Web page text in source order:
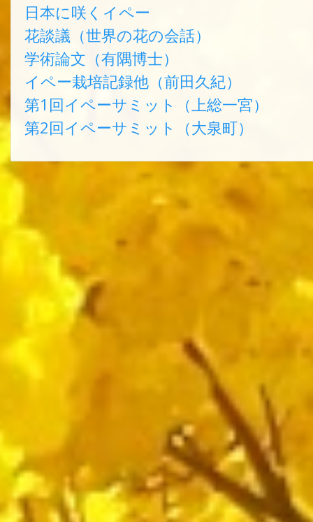
日本に咲くイペー
花談議（世界の花の会話）
学術論文（有隅博士）
イペー栽培記録他（前田久紀）
第1回イペーサミット（上総一宮）
第2回イペーサミット（大泉町）